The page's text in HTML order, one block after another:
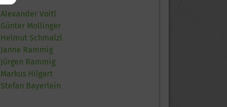
Alexander Voitl
Günter Mollinger
Helmut Schmalzl
Janne Rammig
Jürgen Rammig
Markus Hilgart
Stefan Bayerlein